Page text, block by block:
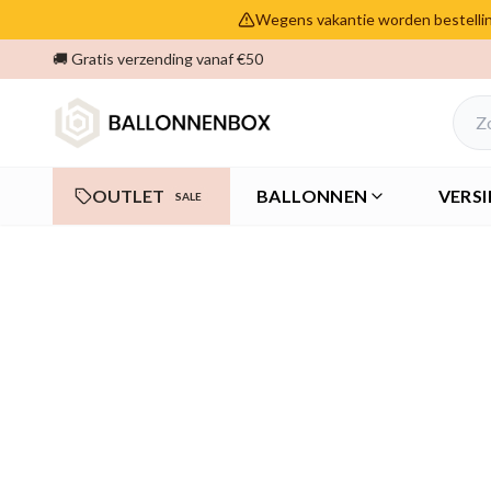
Wegens vakantie worden
🚚 Gratis verzending vanaf €50
OUTLET SALE BALLONNEN